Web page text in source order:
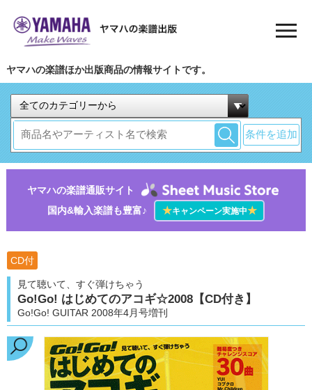
ヤマハの楽譜ほか出版商品の情報サイトです。
条件を追加
ヤマハの楽譜通販サイト
国内&輸入楽譜も豊富♪
★キャンペーン実施中★
CD付
見て聴いて、すぐ弾けちゃう
Go!Go! はじめてのアコギ☆2008【CD付き】
Go!Go! GUITAR 2008年4月号増刊